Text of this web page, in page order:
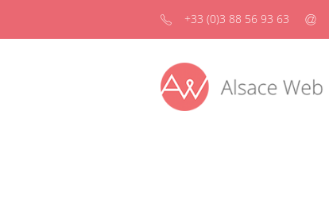
+33 (0)3 88 56 93 63